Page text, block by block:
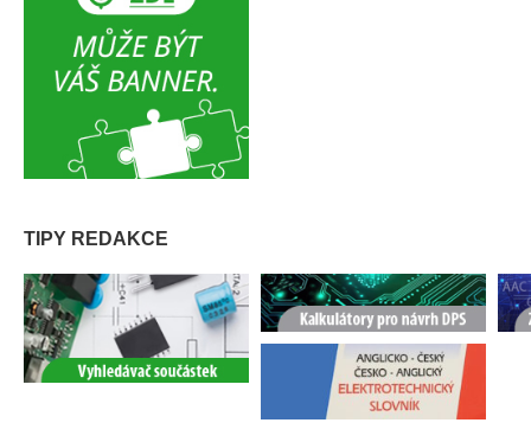
TIPY REDAKCE